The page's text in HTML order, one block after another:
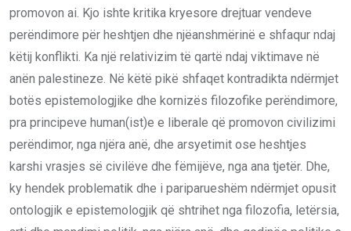
promovon ai. Kjo ishte kritika kryesore drejtuar vendeve
perëndimore për heshtjen dhe njëanshmërinë e shfaqur ndaj
këtij konflikti. Ka një relativizim të qartë ndaj viktimave në
anën palestineze. Në këtë pikë shfaqet kontradikta ndërmjet
botës epistemologjike dhe kornizës filozofike perëndimore,
pra principeve human(ist)e e liberale që promovon civilizimi
perëndimor, nga njëra anë, dhe arsyetimit ose heshtjes
karshi vrasjes së civilëve dhe fëmijëve, nga ana tjetër. Dhe,
ky hendek problematik dhe i pariparueshëm ndërmjet opusit
ontologjik e epistemologjik që shtrihet nga filozofia, letërsia,